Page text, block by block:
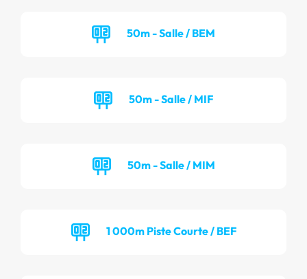
50m - Salle / BEM
50m - Salle / MIF
50m - Salle / MIM
1 000m Piste Courte / BEF